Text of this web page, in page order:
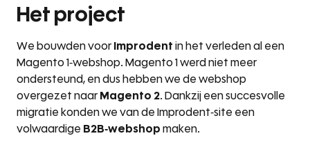
Het project
We bouwden voor Improdent in het verleden al een
Magento 1-webshop. Magento 1 werd niet meer
ondersteund, en dus hebben we de webshop
overgezet naar Magento 2. Dankzij een succesvolle
migratie konden we van de Improdent-site een
volwaardige B2B-webshop maken.